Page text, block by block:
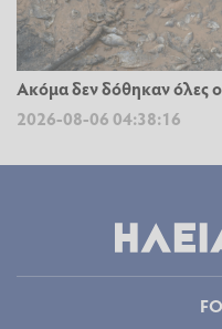
Ακόμα δεν δόθηκαν όλες
2026-08-06 04:38:16